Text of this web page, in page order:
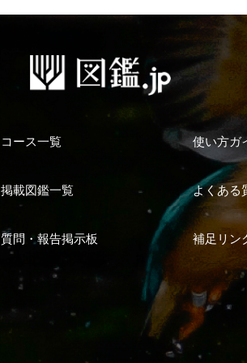
コース一覧 使い方ガ
掲載図鑑一覧 よくある
質問・報告掲示板 補足リン